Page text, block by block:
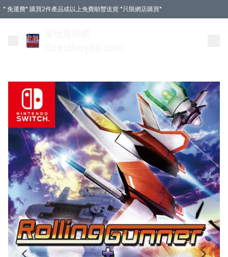
* 免運費* 購買2件產品或以上免費順豐送貨 *只限網店購買*